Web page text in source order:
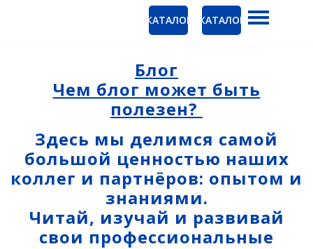
КАТАЛОГ КАТАЛОГ
CHCNAV
Trimble
Spectra Precision
Оптика
Тахеометры
Блог
Чем блог может быть
полезен?
Здесь мы делимся самой
большой ценностью наших
коллег и партнёров: опытом и
знаниями.
Читай, изучай и развивай
свои профессиональные